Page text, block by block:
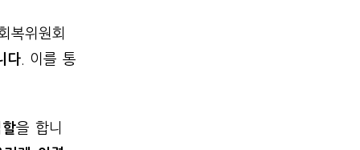
복위원회
다. 이를 통
을 합니